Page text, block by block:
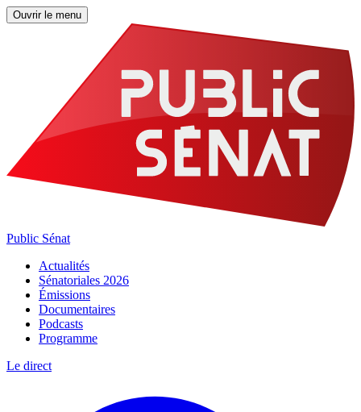
Ouvrir le menu
Public Sénat
Actualités
Sénatoriales 2026
Émissions
Documentaires
Podcasts
Programme
Le direct